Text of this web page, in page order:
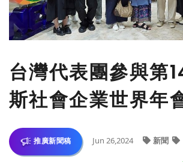
台灣代表團參與第
斯社會企業世界年
推廣新聞稿 Jun 26,2024 新聞